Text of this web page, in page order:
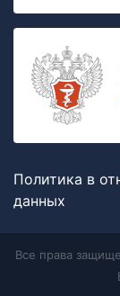
Политика в
данных
Все права